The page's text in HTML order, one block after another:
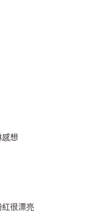
想
很漂亮